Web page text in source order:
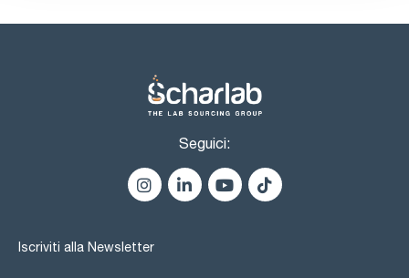
Seguici:
Iscriviti alla Newsletter